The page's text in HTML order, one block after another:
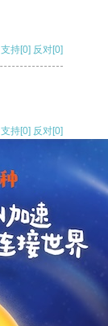
支持[0] 反对[0]
支持[0] 反对[0]
支持[0] 反对
支持